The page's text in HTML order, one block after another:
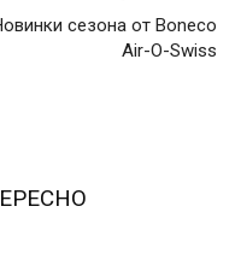
сезона от Boneco
Air-O-Swiss